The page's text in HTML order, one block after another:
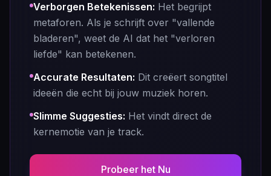
Verborgen Betekenissen: Het begrijpt
metaforen. Als je schrijft over "vallende
bladeren", weet de AI dat het "verloren
liefde" kan betekenen.
Accurate Resultaten: Dit creëert songtitel
ideeën die echt bij jouw muziek horen.
Slimme Suggesties: Het vindt direct de
kernemotie van je track.
Probeer het Nu